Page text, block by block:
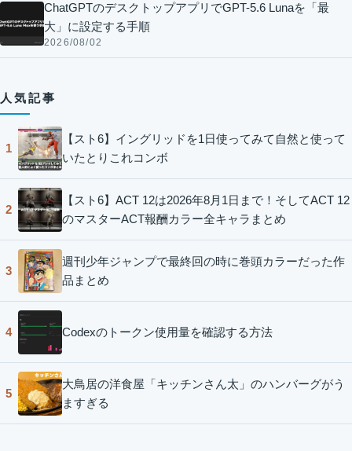
ChatGPTのデスクトップアプリでGPT-5.6 Lunaを「最
大」に設定する手順
2026/08/02
人気記事
1
【スト6】イングリッドを1日使ってみて自然と使って
いたとりこれコンボ
2
【スト6】ACT 12は2026年8月1日まで！そしてACT 12
のマスターACT報酬カラー全キャラまとめ
3
週刊少年ジャンプで最終回の時に巻頭カラーだった作
品まとめ
4 Codexのトークン使用量を確認する方法
5
大鳥居の洋食屋「キッチンさん太」のハンバーグがう
ますぎる